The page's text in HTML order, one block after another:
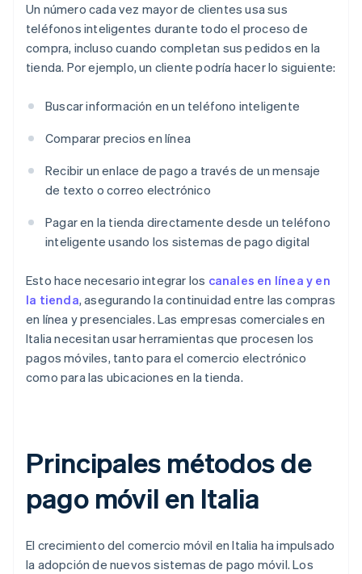
Un número cada vez mayor de clientes usa sus
teléfonos inteligentes durante todo el proceso de
compra, incluso cuando completan sus pedidos en la
tienda. Por ejemplo, un cliente podría hacer lo siguiente:
Buscar información en un teléfono inteligente
Comparar precios en línea
Recibir un enlace de pago a través de un mensaje
de texto o correo electrónico
Pagar en la tienda directamente desde un teléfono
inteligente usando los sistemas de pago digital
Esto hace necesario integrar los canales en línea y en
la tienda, asegurando la continuidad entre las compras
en línea y presenciales. Las empresas comerciales en
Italia necesitan usar herramientas que procesen los
pagos móviles, tanto para el comercio electrónico
como para las ubicaciones en la tienda.
Principales métodos de
pago móvil en Italia
El crecimiento del comercio móvil en Italia ha impulsado
la adopción de nuevos sistemas de pago móvil. Los